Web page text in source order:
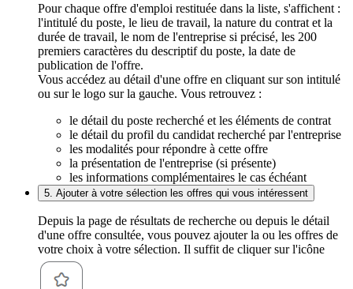
Pour chaque offre d'emploi restituée dans la liste, s'affichent :
l'intitulé du poste, le lieu de travail, la nature du contrat et la
durée de travail, le nom de l'entreprise si précisé, les 200
premiers caractères du descriptif du poste, la date de
publication de l'offre.
Vous accédez au détail d'une offre en cliquant sur son intitulé
ou sur le logo sur la gauche. Vous retrouvez :
le détail du poste recherché et les éléments de contrat
le détail du profil du candidat recherché par l'entreprise
les modalités pour répondre à cette offre
la présentation de l'entreprise (si présente)
les informations complémentaires le cas échéant
5. Ajouter à votre sélection les offres qui vous intéressent
Depuis la page de résultats de recherche ou depuis le détail
d'une offre consultée, vous pouvez ajouter la ou les offres de
votre choix à votre sélection. Il suffit de cliquer sur l'icône